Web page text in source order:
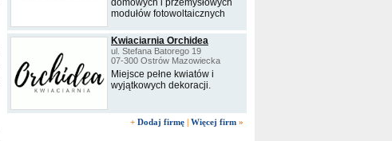
domowych i przemysłowych
modułów fotowoltaicznych
Kwiaciarnia Orchidea
ul. Stefana Batorego 19
07-300 Ostrów Mazowiecka
Miejsce pełne kwiatów i
wyjątkowych dekoracji.
+ Dodaj firmę | Więcej firm »